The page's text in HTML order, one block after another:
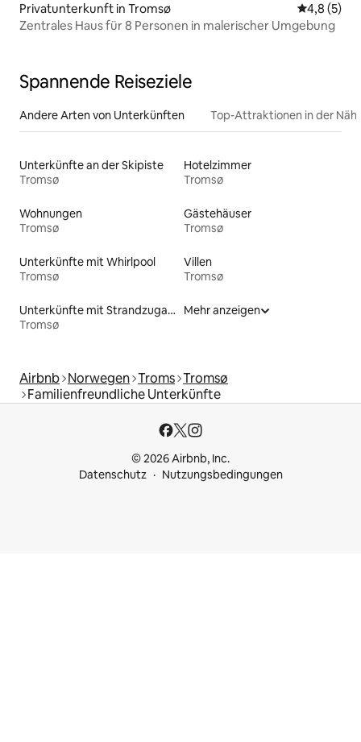
Privatunterkunft in Tromsø
4,8 (5)
Zentrales Haus für 8 Personen in malerischer Umgebung
Spannende Reiseziele
Andere Arten von Unterkünften Top-Attraktionen in der
Unterkünfte an der Skipiste
Tromsø
Hotelzimmer
Tromsø
Wohnungen
Tromsø
Gästehäuser
Tromsø
Unterkünfte mit Whirlpool
Tromsø
Villen
Tromsø
Unterkünfte mit Strandzugang
Tromsø
Mehr anzeigen
Airbnb Norwegen Troms Tromsø
Familienfreundliche Unterkünfte
© 2026 Airbnb, Inc.
Datenschutz
Nutzungsbedingungen